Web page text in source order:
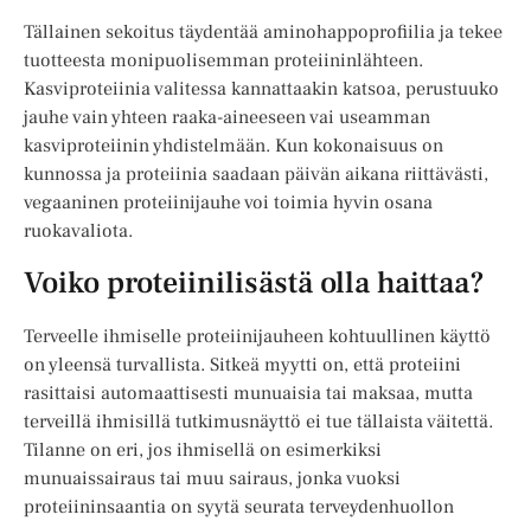
Tällainen sekoitus täydentää aminohappoprofiilia ja tekee
tuotteesta monipuolisemman proteiininlähteen.
Kasviproteiinia valitessa kannattaakin katsoa, perustuuko
jauhe vain yhteen raaka-aineeseen vai useamman
kasviproteiinin yhdistelmään. Kun kokonaisuus on
kunnossa ja proteiinia saadaan päivän aikana riittävästi,
vegaaninen proteiinijauhe voi toimia hyvin osana
ruokavaliota.
Voiko proteiinilisästä olla haittaa?
Terveelle ihmiselle proteiinijauheen kohtuullinen käyttö
on yleensä turvallista. Sitkeä myytti on, että proteiini
rasittaisi automaattisesti munuaisia tai maksaa, mutta
terveillä ihmisillä tutkimusnäyttö ei tue tällaista väitettä.
Tilanne on eri, jos ihmisellä on esimerkiksi
munuaissairaus tai muu sairaus, jonka vuoksi
proteiininsaantia on syytä seurata terveydenhuollon